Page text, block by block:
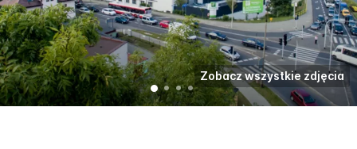
Zobacz wszystkie zdjęcia